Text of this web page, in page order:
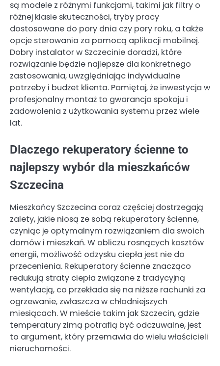
są modele z różnymi funkcjami, takimi jak filtry o
różnej klasie skuteczności, tryby pracy
dostosowane do pory dnia czy pory roku, a także
opcje sterowania za pomocą aplikacji mobilnej.
Dobry instalator w Szczecinie doradzi, które
rozwiązanie będzie najlepsze dla konkretnego
zastosowania, uwzględniając indywidualne
potrzeby i budżet klienta. Pamiętaj, że inwestycja w
profesjonalny montaż to gwarancja spokoju i
zadowolenia z użytkowania systemu przez wiele
lat.
Dlaczego rekuperatory ścienne to
najlepszy wybór dla mieszkańców
Szczecina
Mieszkańcy Szczecina coraz częściej dostrzegają
zalety, jakie niosą ze sobą rekuperatory ścienne,
czyniąc je optymalnym rozwiązaniem dla swoich
domów i mieszkań. W obliczu rosnących kosztów
energii, możliwość odzysku ciepła jest nie do
przecenienia. Rekuperatory ścienne znacząco
redukują straty ciepła związane z tradycyjną
wentylacją, co przekłada się na niższe rachunki za
ogrzewanie, zwłaszcza w chłodniejszych
miesiącach. W mieście takim jak Szczecin, gdzie
temperatury zimą potrafią być odczuwalne, jest
to argument, który przemawia do wielu właścicieli
nieruchomości.